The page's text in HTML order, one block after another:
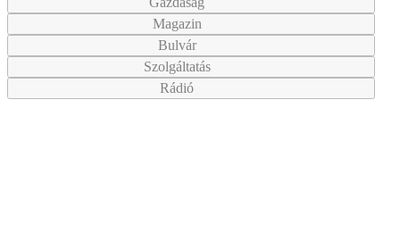
Magazin
Bulvár
Szolgáltatás
Rádió